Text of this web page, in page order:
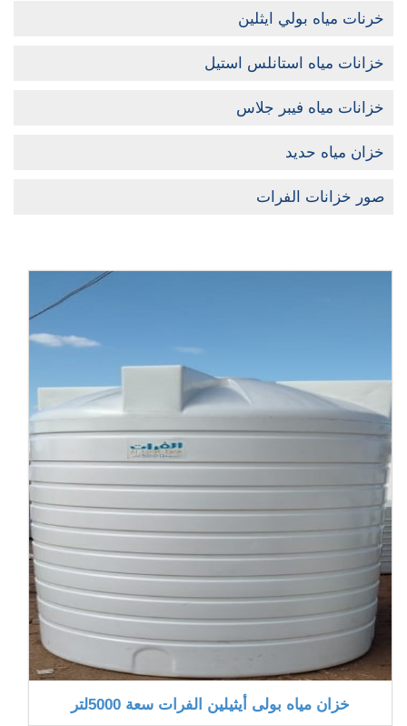
خرنات مياه بولي ايثلين
خزانات مياه استانلس استيل
خزانات مياه فيبر جلاس
خزان مياه حديد
صور خزانات الفرات
خزان مياه بولى أيثيلين الفرات سعة 5000لتر